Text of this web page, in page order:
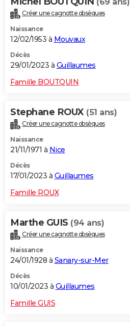
(69 ans)
Créer une cagnotte obsèques
Naissance
12/02/1953 à Mouvaux
Décès
29/01/2023 à Guillaumes
Famille BOUTQUIN
Stephane ROUX (51 ans)
Créer une cagnotte obsèques
Naissance
21/11/1971 à Nice
Décès
17/01/2023 à Guillaumes
Famille ROUX
Marthe GUIS (94 ans)
Créer une cagnotte obsèques
Naissance
24/01/1928 à Sanary-sur-Mer
Décès
10/01/2023 à Guillaumes
Famille GUIS